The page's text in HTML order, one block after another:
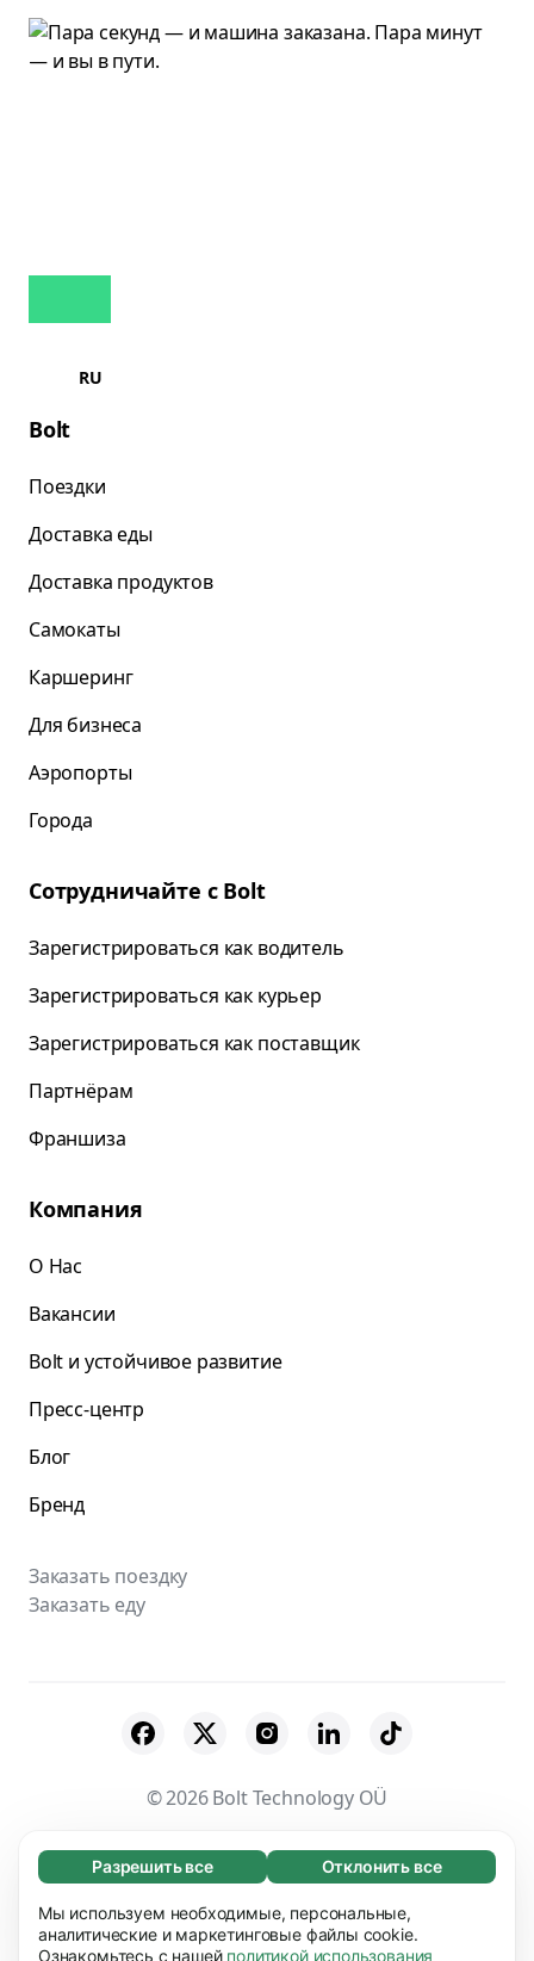
Обязательные (65)
Эти файлы необходимы для того, чтобы вы
могли перемещаться по сайту и использовать
его основные функции, например, переход
Узнать больше
Разрешить все Отклонить все
Мы используем необходимые, персональные,
аналитические и маркетинговые файлы cookie.
Ознакомьтесь с нашей политикой использования
RU
Bolt
Поездки
Доставка еды
Доставка продуктов
Самокаты
Каршеринг
Для бизнеса
Аэропорты
Города
Сотрудничайте с Bolt
Зарегистрироваться как водитель
Зарегистрироваться как курьер
Зарегистрироваться как поставщик
Партнёрам
Франшиза
Компания
О Нас
Вакансии
Bolt и устойчивое развитие
Пресс-центр
Блог
Бренд
Заказать поездку
Заказать еду
© 2026 Bolt Technology OÜ
Поставщики
Пользовательское соглашение
Конфиденциальность
Файлы cookies
Безопасность